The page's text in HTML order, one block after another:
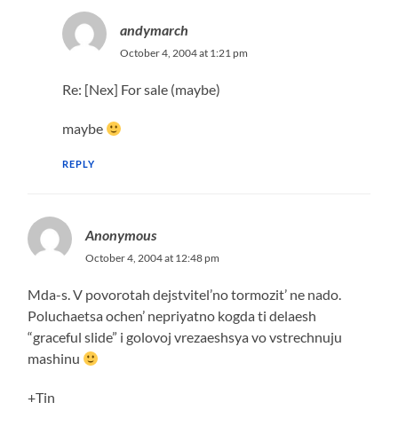
andymarch
October 4, 2004 at 1:21 pm
Re: [Nex] For sale (maybe)
maybe
REPLY
Anonymous
October 4, 2004 at 12:48 pm
Mda-s. V povorotah dejstvitel’no tormozit’ ne nado.
Poluchaetsa ochen’ nepriyatno kogda ti delaesh
“graceful slide” i golovoj vrezaeshsya vo vstrechnuju
mashinu
+Tin